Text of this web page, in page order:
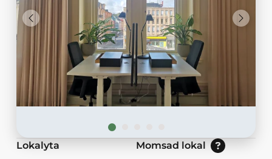
Lokalyta
Momsad lokal
Nej: Lokalen är momsbefriad.<br/>Ja: